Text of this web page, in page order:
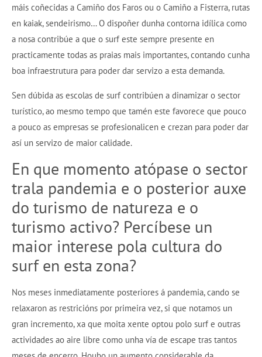
máis coñecidas a Camiño dos Faros ou o Camiño a Fisterra, rutas
en kaiak, sendeirismo… O dispoñer dunha contorna idílica como
a nosa contribúe a que o surf este sempre presente en
practicamente todas as praias mais importantes, contando cunha
boa infraestrutura para poder dar servizo a esta demanda.
Sen dúbida as escolas de surf contribúen a dinamizar o sector
turístico, ao mesmo tempo que tamén este favorece que pouco
a pouco as empresas se profesionalicen e crezan para poder dar
así un servizo de maior calidade.
En que momento atópase o sector
trala pandemia e o posterior auxe
do turismo de natureza e o
turismo activo? Percíbese un
maior interese pola cultura do
surf en esta zona?
Nos meses inmediatamente posteriores á pandemia, cando se
relaxaron as restricións por primeira vez, si que notamos un
gran incremento, xa que moita xente optou polo surf e outras
actividades ao aire libre como unha vía de escape tras tantos